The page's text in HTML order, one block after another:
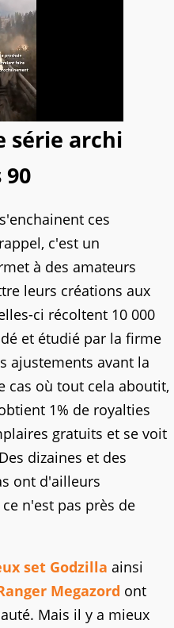
série archi
ces
c'est un
à des amateurs
leurs créations aux
ci récoltent 10 000
et étudié par la firme
ajustements avant la
cas où tout cela aboutit,
1% de royalties
gratuits et se voit
dizaines et des
ont d'ailleurs
n'est pas près de
set Godzilla ainsi
Megazord ont
Mais il y a mieux